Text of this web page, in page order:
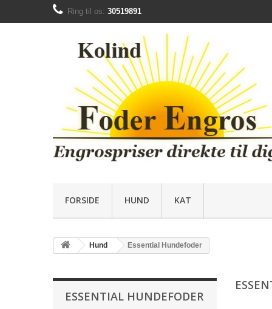
Ring til os: 30519891
FORSIDE HUND KAT
Hund Essential Hundefoder
ESSENTIAL HUNDEFODER